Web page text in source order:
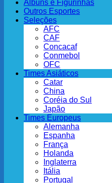
Álbuns e Figurinhas
Outros Esportes
Seleções
AFC
CAF
Concacaf
Conmebol
OFC
Times Asiáticos
Catar
China
Coréia do Sul
Japão
Times Europeus
Alemanha
Espanha
França
Holanda
Inglaterra
Itália
Portugal